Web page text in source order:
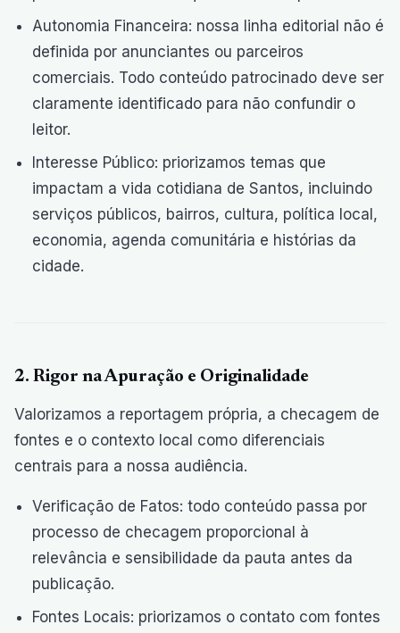
Autonomia Financeira: nossa linha editorial não é
definida por anunciantes ou parceiros
comerciais. Todo conteúdo patrocinado deve ser
claramente identificado para não confundir o
leitor.
Interesse Público: priorizamos temas que
impactam a vida cotidiana de Santos, incluindo
serviços públicos, bairros, cultura, política local,
economia, agenda comunitária e histórias da
cidade.
2. Rigor na Apuração e Originalidade
Valorizamos a reportagem própria, a checagem de
fontes e o contexto local como diferenciais
centrais para a nossa audiência.
Verificação de Fatos: todo conteúdo passa por
processo de checagem proporcional à
relevância e sensibilidade da pauta antes da
publicação.
Fontes Locais: priorizamos o contato com fontes